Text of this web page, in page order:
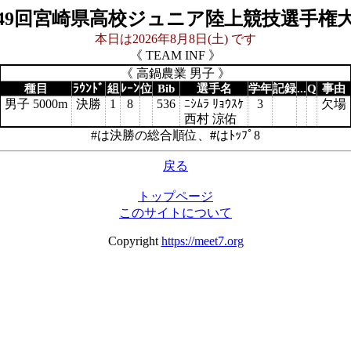
回宮崎県高校ジュニア陸上競技選手権
本日は2026年8月8日(土) です
《 TEAM INF 》
《 高鍋農業 男子 》
種目 ﾗｳﾝﾄﾞ 組 ﾚｰﾝ位 Bib 選手名 学年記録...Q 事由
男子 5000m 決勝 1 8 536
ﾆｼﾑﾗ ﾘｮｳｽｹ
西村 涼佑
3 欠場
#は決勝の総合順位、 #はﾄｯﾌﾟ8
戻る
トップページ
このサイトについて
Copyright https://meet7.org